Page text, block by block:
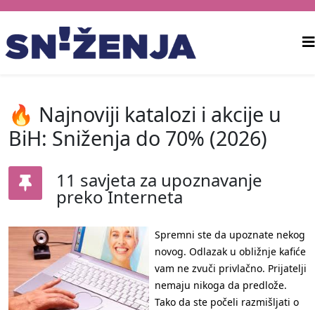
🔥 Najnoviji katalozi i akcije u
BiH: Sniženja do 70% (2026)
11 savjeta za upoznavanje
preko Interneta
Spremni ste da upoznate nekog
novog. Odlazak u obližnje kafiće
vam ne zvuči privlačno. Prijatelji
nemaju nikoga da predlože.
Tako da ste počeli razmišljati o